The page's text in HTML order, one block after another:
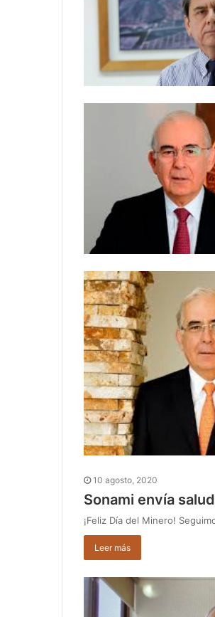
10 agosto, 2020
Sonami envía
¡Feliz Día del Minero!
Leer más